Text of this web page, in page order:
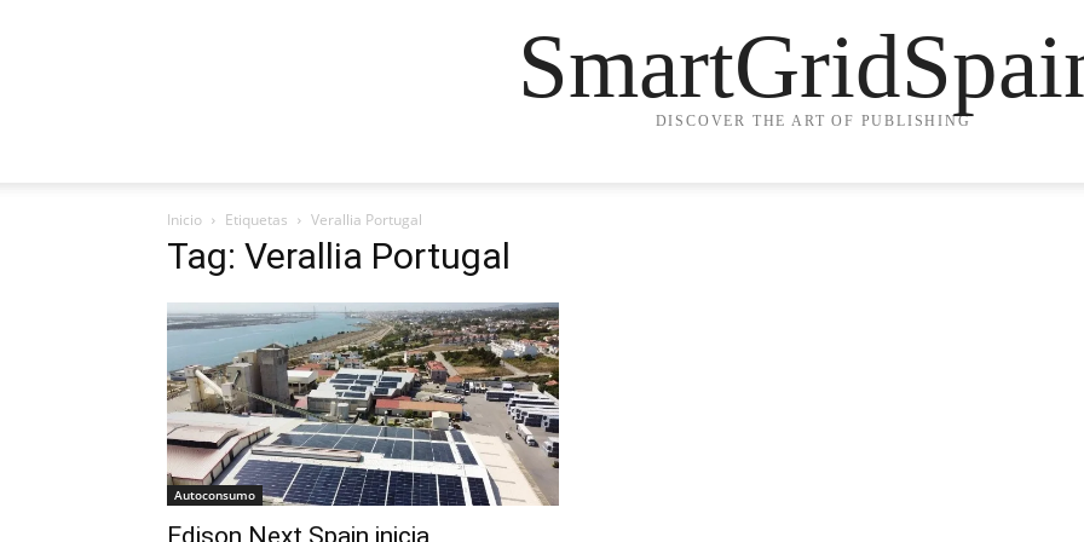
DISCOVER THE ART OF PUBLISHING
Inicio Etiquetas Verallia Portugal
Tag: Verallia Portugal
Autoconsumo